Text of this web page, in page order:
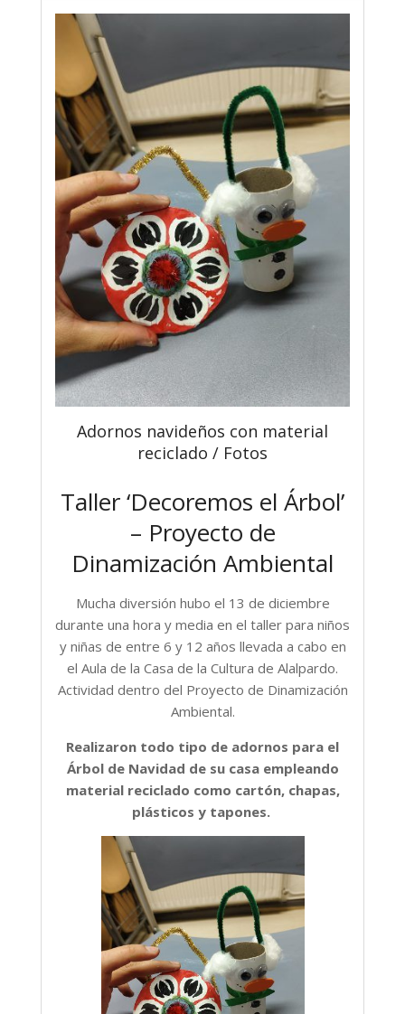
Adornos navideños con material
reciclado / Fotos
Taller ‘Decoremos el Árbol’
– Proyecto de
Dinamización Ambiental
Mucha diversión hubo el 13 de diciembre
durante una hora y media en el taller para niños
y niñas de entre 6 y 12 años llevada a cabo en
el Aula de la Casa de la Cultura de Alalpardo.
Actividad dentro del Proyecto de Dinamización
Ambiental.
Realizaron todo tipo de adornos para el
Árbol de Navidad de su casa empleando
material reciclado como cartón, chapas,
plásticos y tapones.